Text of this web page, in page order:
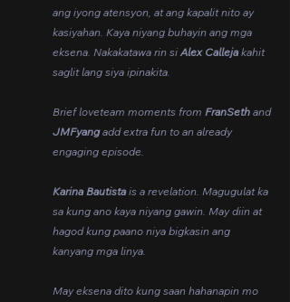
ang iyong atensyon, at ang kapalit nito ay
kasiyahan. Kaya niyang buhayin ang mga
eksena. Nakakatawa rin si Alex Calleja kahit
saglit lang siya ipinakita.
Brief loveteam moments from FranSeth and
JMFyang add extra fun to an already
engaging episode.
Karina Bautista is a revelation. Magugulat ka
sa kung ano kaya niyang gawin. May diin at
hagod kung paano niya bigkasin ang
kanyang mga linya.
May eksena dito kung saan hahanapin mo